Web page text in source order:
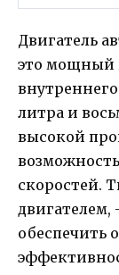
Двигатель
это мощный
литра и
высокой
скоростей.
двигателем,
обеспечить